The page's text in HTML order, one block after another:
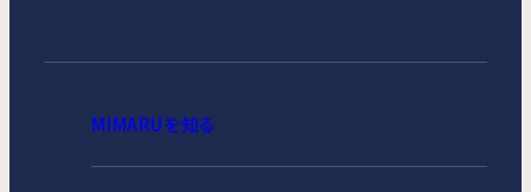
MIMARUを知る